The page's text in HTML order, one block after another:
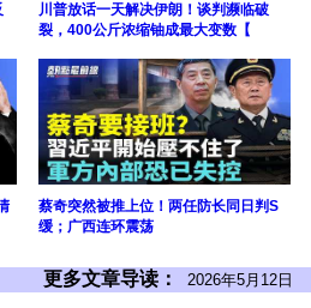
川普放话一天解决伊朗！谈判濒临破
裂，400公斤浓缩铀成最大变数【
蔡奇突然被推上位！两任防长同日判S
缓；广西连环震荡
更多文章导读： 2026年5月12日